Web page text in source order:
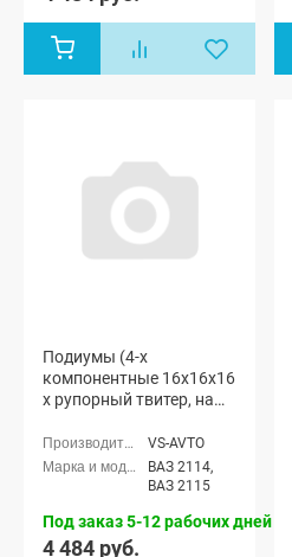
Подиумы (4-х
компонентные 16x16x16
x рупорный твитер, на
"VS-avto" ВАЗ 2114-15
VS-AVTO
ВАЗ 2114,
ВАЗ 2115
Под заказ 5-12 рабочих дней
4 484 руб.